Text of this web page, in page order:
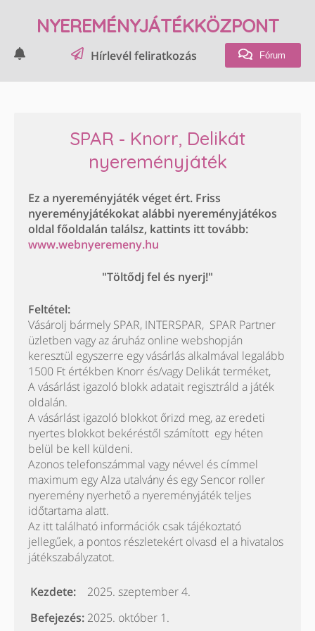
NYEREMÉNYJÁTÉKKÖZPONT
Hírlevél feliratkozás Fórum
SPAR - Knorr, Delikát
nyereményjáték
Ez a nyereményjáték véget ért. Friss
nyereményjátékokat alábbi nyereményjátékos
oldal főoldalán találsz, kattints itt tovább:
www.webnyeremeny.hu
"Töltődj fel és nyerj!"
Feltétel:
Vásárolj bármely SPAR, INTERSPAR, SPAR Partner
üzletben vagy az áruház online webshopján
keresztül egyszerre egy vásárlás alkalmával legalább
1500 Ft értékben Knorr és/vagy Delikát terméket,
A vásárlást igazoló blokk adatait regisztráld a játék
oldalán.
A vásárlást igazoló blokkot őrizd meg, az eredeti
nyertes blokkot bekéréstől számított egy héten
belül be kell küldeni.
Azonos telefonszámmal vagy névvel és címmel
maximum egy Alza utalvány és egy Sencor roller
nyeremény nyerhető a nyereményjáték teljes
időtartama alatt.
Az itt található információk csak tájékoztató
jellegűek, a pontos részletekért olvasd el a hivatalos
játékszabályzatot.
Kezdete:
2025. szeptember 4.
Befejezés: 2025. október 1.